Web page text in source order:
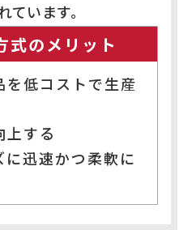
います。
式のメリット
を低コストで生産
上する
に迅速かつ柔軟に